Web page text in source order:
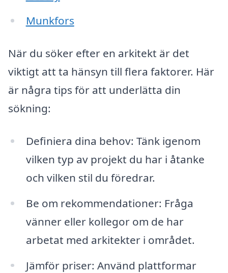
Munkfors
När du söker efter en arkitekt är det
viktigt att ta hänsyn till flera faktorer. Här
är några tips för att underlätta din
sökning:
Definiera dina behov: Tänk igenom
vilken typ av projekt du har i åtanke
och vilken stil du föredrar.
Be om rekommendationer: Fråga
vänner eller kollegor om de har
arbetat med arkitekter i området.
Jämför priser: Använd plattformar